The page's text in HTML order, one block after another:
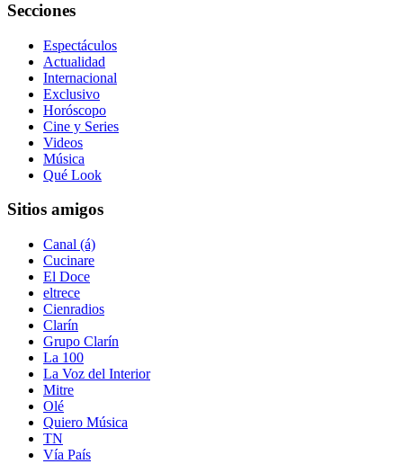
Secciones
Espectáculos
Actualidad
Internacional
Exclusivo
Horóscopo
Cine y Series
Videos
Música
Qué Look
Sitios amigos
Canal (á)
Cucinare
El Doce
eltrece
Cienradios
Clarín
Grupo Clarín
La 100
La Voz del Interior
Mitre
Olé
Quiero Música
TN
Vía País